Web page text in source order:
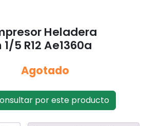
Heladera
5 R12 Ae1360a
Agotado
por este producto